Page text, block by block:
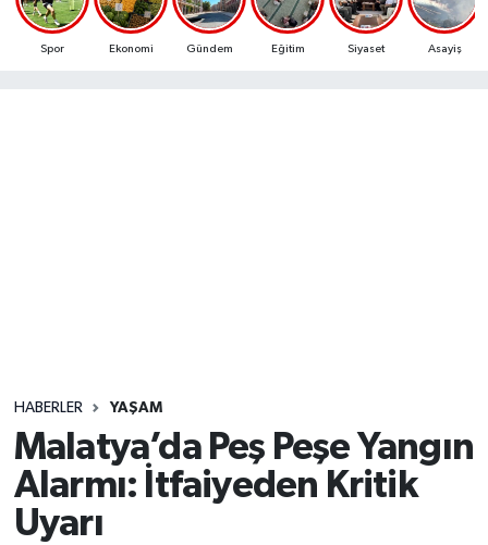
Spor Ekonomi Gündem Eğitim Siyaset Asayiş
HABERLER YAŞAM
Malatya’da Peş Peşe Yangın
Alarmı: İtfaiyeden Kritik
Uyarı
Ekonomi
Yaşam
Süper Lig Puan Durumu ve Fikstür